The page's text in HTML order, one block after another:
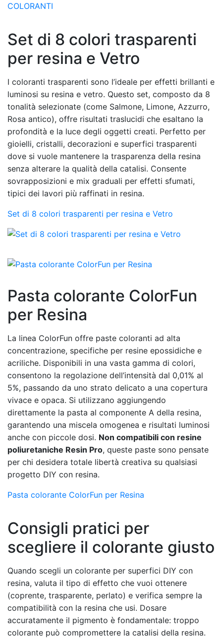
COLORANTI
Set di 8 colori trasparenti
per resina e Vetro
I coloranti trasparenti sono l’ideale per effetti brillanti e
luminosi su resina e vetro. Questo set, composto da 8
tonalità selezionate (come Salmone, Limone, Azzurro,
Rosa antico), offre risultati traslucidi che esaltano la
profondità e la luce degli oggetti creati. Perfetto per
gioielli, cristalli, decorazioni e superfici trasparenti
dove si vuole mantenere la trasparenza della resina
senza alterare la qualità della catalisi. Consente
sovrapposizioni e mix graduali per effetti sfumati,
tipici dei lavori più raffinati in resina.
Set di 8 colori trasparenti per resina e Vetro
Pasta colorante ColorFun
per Resina
La linea ColorFun offre paste coloranti ad alta
concentrazione, specifiche per resine epossidiche e
acriliche. Disponibili in una vasta gamma di colori,
consentono la regolazione dell’intensità dal 0,01% al
5%, passando da uno strato delicato a una copertura
vivace e opaca. Si utilizzano aggiungendo
direttamente la pasta al componente A della resina,
garantendo una miscela omogenea e risultati luminosi
anche con piccole dosi. Non compatibili con resine
poliuretaniche Resin Pro, queste paste sono pensate
per chi desidera totale libertà creativa su qualsiasi
progetto DIY con resina.
Pasta colorante ColorFun per Resina
Consigli pratici per
scegliere il colorante giusto
Quando scegli un colorante per superfici DIY con
resina, valuta il tipo di effetto che vuoi ottenere
(coprente, trasparente, perlato) e verifica sempre la
compatibilità con la resina che usi. Dosare
accuratamente il pigmento è fondamentale: troppo
colorante può compromettere la catalisi della resina.